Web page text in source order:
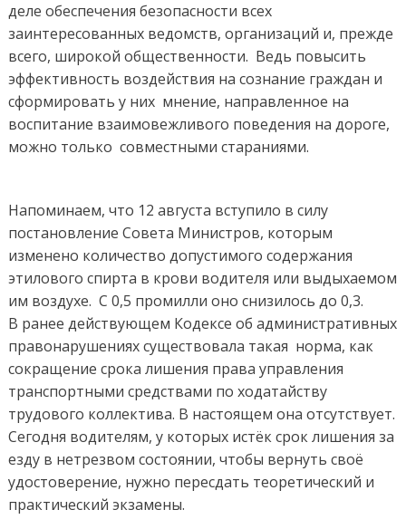
деле обеспечения безопасности всех
заинтересованных ведомств, организаций и, прежде
всего, широкой общественности. Ведь повысить
эффективность воздействия на сознание граждан и
сформировать у них мнение, направленное на
воспитание взаимовежливого поведения на дороге,
можно только совместными стараниями.
Напоминаем, что 12 августа вступило в силу
постановление Совета Министров, которым
изменено количество допустимого содержания
этилового спирта в крови водителя или выдыхаемом
им воздухе. С 0,5 промилли оно снизилось до 0,3.
В ранее действующем Кодексе об административных
правонарушениях существовала такая норма, как
сокращение срока лишения права управления
транспортными средствами по ходатайству
трудового коллектива. В настоящем она отсутствует.
Сегодня водителям, у которых истёк срок лишения за
езду в нетрезвом состоянии, чтобы вернуть своё
удостоверение, нужно пересдать теоретический и
практический экзамены.